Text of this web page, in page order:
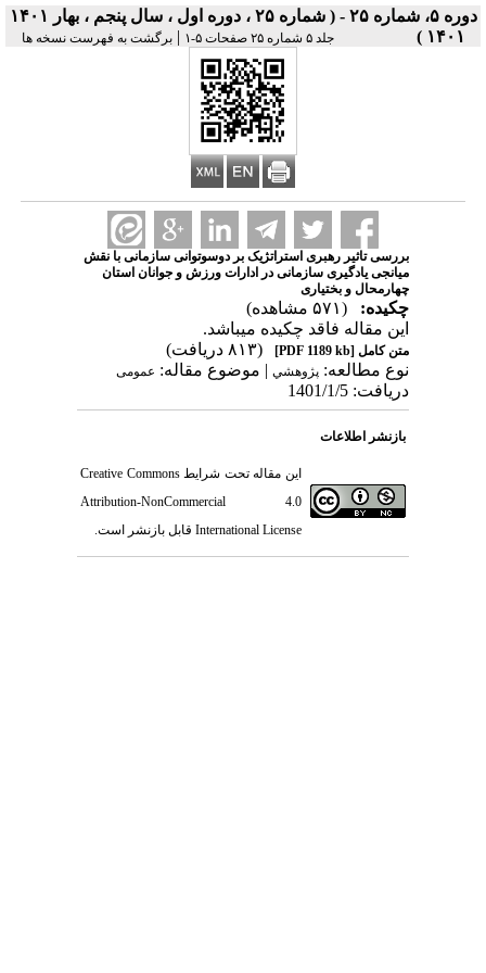
دوره ۵، شماره ۲۵ - ( شماره ۲۵ ، دوره اول ، سال پنجم ، بهار ۱۴۰۱
۱۴۰۱ )
جلد ۵ شماره ۲۵ صفحات ۵-۱ |برگشت به فهرست نسخه ها
بررسی تاثیر رهبری استراتژیک بر دوسوتوانی سازمانی با نقش
میانجی یادگیری سازمانی در ادارات ورزش و جوانان استان
چهارمحال و بختیاری
چکیده:
(۵۷۱ مشاهده)
این مقاله فاقد چکیده می​باشد.
متن کامل[PDF 1189 kb]
(۸۱۳ دریافت)
نوع مطالعه: پژوهشي| موضوع مقاله: عمومى
دریافت: 1401/1/5
بازنشر اطلاعات
این مقاله تحت شرایطCreative Commons
Attribution-NonCommercial 4.0
International License قابل بازنشر است.